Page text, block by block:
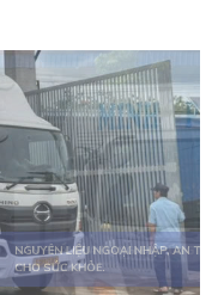
ỨNG MỌI